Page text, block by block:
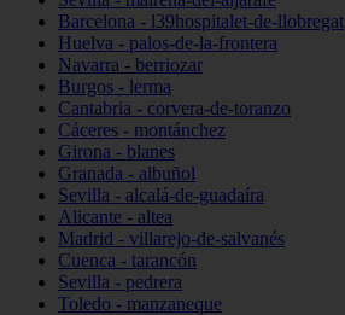
Barcelona - l39hospitalet-de-llobregat
Huelva - palos-de-la-frontera
Navarra - berriozar
Burgos - lerma
Cantabria - corvera-de-toranzo
Cáceres - montánchez
Girona - blanes
Granada - albuñol
Sevilla - alcalá-de-guadaíra
Alicante - altea
Madrid - villarejo-de-salvanés
Cuenca - tarancón
Sevilla - pedrera
Toledo - manzaneque